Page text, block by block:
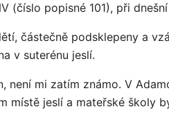
(číslo popisné 101), při
částečně podsklepeny a
v suterénu jeslí.
není mi zatím známo. V
místě jeslí a mateřské školy